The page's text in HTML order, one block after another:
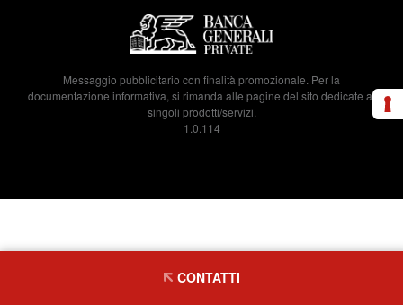
Messaggio pubblicitario con finalità promozionale. Per la
documentazione informativa, si rimanda alle pagine del sito dedicate ai
singoli prodotti/servizi.
1.0.114
CONTATTI